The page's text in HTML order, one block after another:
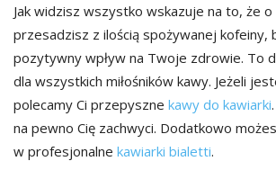
Jak widzisz wszystko wskazuje na to, że o
przesadzisz z ilością spożywanej kofeiny,
pozytywny wpływ na Twoje zdrowie. To
dla wszystkich miłośników kawy. Jeżeli
polecamy Ci przepyszne kawy do kawiarki
na pewno Cię zachwyci. Dodatkowo
w profesjonalne kawiarki bialetti.